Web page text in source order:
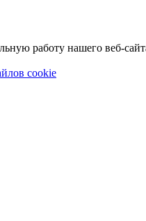
работу нашего веб-
cookie